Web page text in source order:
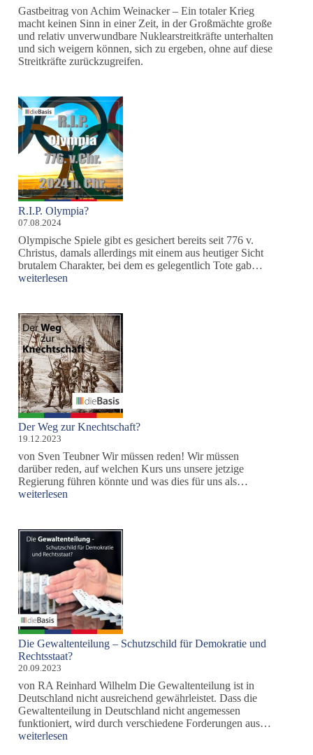
Gastbeitrag von Achim Weinacker – Ein totaler Krieg
macht keinen Sinn in einer Zeit, in der Großmächte große
und relativ unverwundbare Nuklearstreitkräfte unterhalten
und sich weigern können, sich zu ergeben, ohne auf diese
Streitkräfte zurückzugreifen.
R.I.P. Olympia?
07.08.2024
Olympische Spiele gibt es gesichert bereits seit 776 v.
Christus, damals allerdings mit einem aus heutiger Sicht
brutalem Charakter, bei dem es gelegentlich Tote gab…
weiterlesen
Der Weg zur Knechtschaft?
19.12.2023
von Sven Teubner Wir müssen reden! Wir müssen
darüber reden, auf welchen Kurs uns unsere jetzige
Regierung führen könnte und was dies für uns als…
weiterlesen
Die Gewaltenteilung – Schutzschild für Demokratie und
Rechtsstaat?
20.09.2023
von RA Reinhard Wilhelm Die Gewaltenteilung ist in
Deutschland nicht ausreichend gewährleistet. Dass die
Gewaltenteilung in Deutschland nicht angemessen
funktioniert, wird durch verschiedene Forderungen aus…
weiterlesen